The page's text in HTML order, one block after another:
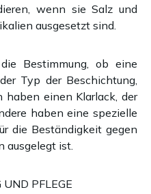
wenn sie Salz und
ausgesetzt sind.
Bestimmung, ob eine
Typ der Beschichtung,
haben einen Klarlack, der
haben eine spezielle
die Beständigkeit gegen
ausgelegt ist.
PFLEGE